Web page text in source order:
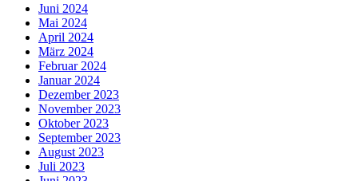
Juni 2024
Mai 2024
April 2024
März 2024
Februar 2024
Januar 2024
Dezember 2023
November 2023
Oktober 2023
September 2023
August 2023
Juli 2023